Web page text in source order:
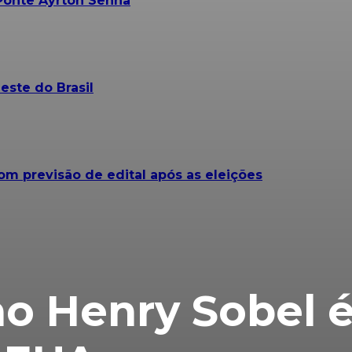
Henry Sobel
do Brasil
previsão de edital após as eleições